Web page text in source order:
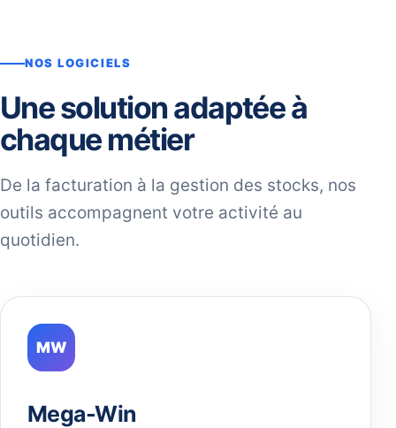
NOS LOGICIELS
Une solution adaptée à
chaque métier
De la facturation à la gestion des stocks, nos
outils accompagnent votre activité au
quotidien.
MW
Mega-Win